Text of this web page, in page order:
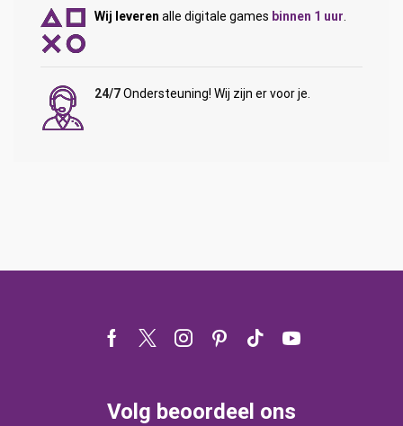
Wij leveren alle digitale games binnen 1 uur.
24/7Ondersteuning! Wij zijn er voor je.
Facebook
TwitterInstagram
Pinterest
Tik- Youtube
Volg beoordeel ons